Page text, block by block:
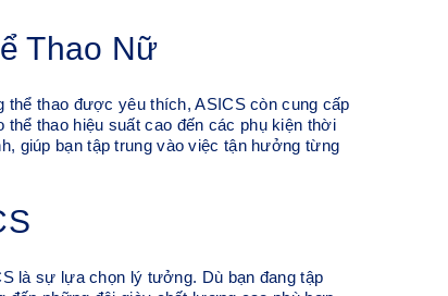
Thao Nữ
thao được yêu thích, ASICS còn cung cấp
thể thao hiệu suất cao đến các phụ kiện thời
giúp bạn tập trung vào việc tận hưởng từng
là sự lựa chọn lý tưởng. Dù bạn đang tập